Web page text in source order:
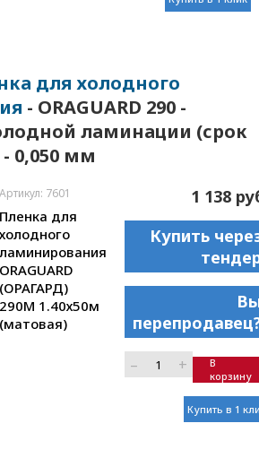
для холодного
- ORAGUARD 290 -
ламинации (срок
0,050 мм
Артикул: 7601
Пленка для
холодного
ламинирования
ORAGUARD
(ОРАГАРД)
290М 1.40х50м
(матовая)
1 138
Купить
– +
В
корзину
Купить в 1